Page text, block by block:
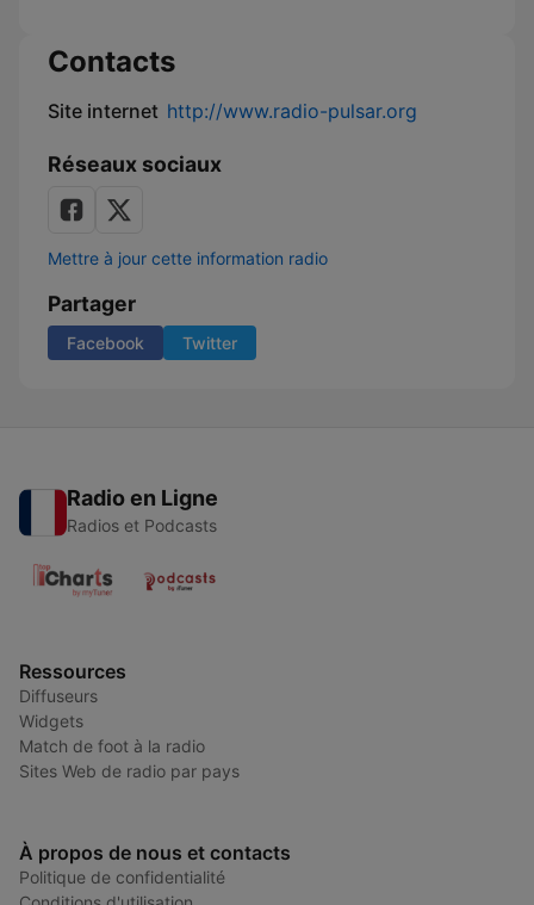
Contacts
Site internet http://www.radio-pulsar.org
Réseaux sociaux
Mettre à jour cette information radio
Partager
Facebook Twitter
Radio en Ligne
Radios et Podcasts
Ressources
Diffuseurs
Widgets
Match de foot à la radio
Sites Web de radio par pays
À propos de nous et contacts
Politique de confidentialité